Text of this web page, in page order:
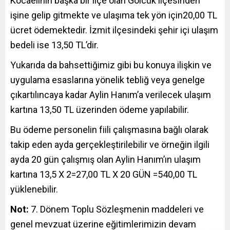
işine gelip gitmekte ve ulaşıma tek yön için20,00 TL
ücret ödemektedir. İzmit ilçesindeki şehir içi ulaşım
bedeli ise 13,50 TL’dir.
Yukarıda da bahsettiğimiz gibi bu konuya ilişkin ve
uygulama esaslarına yönelik tebliğ veya genelge
çıkartılıncaya kadar Aylin Hanım’a verilecek ulaşım
kartına 13,50 TL üzerinden ödeme yapılabilir.
Bu ödeme personelin fiili çalışmasına bağlı olarak
takip eden ayda gerçekleştirilebilir ve örneğin ilgili
ayda 20 gün çalışmış olan Aylin Hanım’ın ulaşım
kartına 13,5 X 2=27,00 TL X 20 GÜN =540,00 TL
yüklenebilir.
Not: 7. Dönem Toplu Sözleşmenin maddeleri ve
genel mevzuat üzerine eğitimlerimizin devam